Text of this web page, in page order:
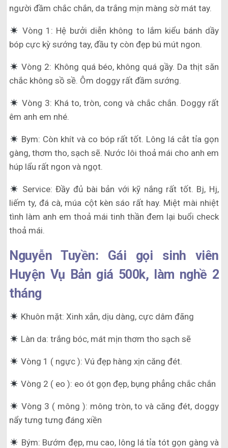
người đầm chắc chắn, da trắng mịn màng sờ mát tay.
Vòng 1: Hệ bưởi diễn không to lắm kiểu bánh dầy
bóp cực kỳ sướng tay, đầu ty còn đẹp bú mút ngon.
Vòng 2: Không quá béo, không quá gầy. Da thịt săn
chắc không sồ sề. Ôm doggy rất đầm sướng.
Vòng 3: Khá to, tròn, cong và chắc chắn. Doggy rất
êm anh em nhé.
Bym: Còn khít và co bóp rất tốt. Lông lá cắt tỉa gọn
gàng, thơm tho, sạch sẽ. Nước lôi thoả mái cho anh em
húp lẩu rất ngon và ngọt.
Service: Đầy đủ bài bản với kỹ nắng rất tốt. Bj, Hj,
liếm ty, đá cà, múa cột kèn sáo rất hay. Miệt mài nhiệt
tình làm anh em thoả mái tinh thần đem lại buổi check
thoả mái.
Nguyễn Tuyền: Gái gọi sinh viên
Huyện Vụ Bản giá 500k, làm nghề 2
tháng
Khuôn mặt: Xinh xắn, dịu dàng, cực dâm đãng
Làn da: trắng bóc, mát mịn thơm tho sạch sẽ
Vòng 1 ( ngực ): Vú đẹp hàng xịn căng đét.
Vòng 2 ( eo ): eo ót gọn đẹp, bụng phẳng chắc chắn
Vòng 3 ( mông ): mông tròn, to và căng đét, doggy
nẩy tưng tưng đáng xiền
Bým: Bướm đẹp, mu cao, lông lá tỉa tót gọn gàng và